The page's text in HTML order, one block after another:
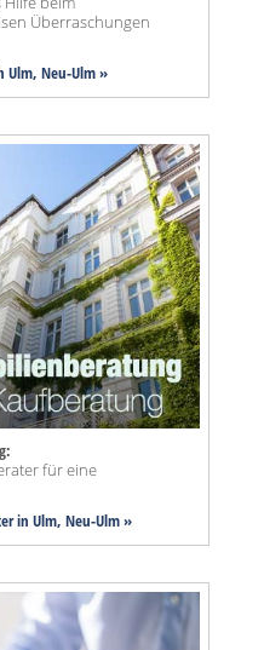
Überraschungen
Ulm, Neu-Ulm »
für eine
in Ulm, Neu-Ulm »